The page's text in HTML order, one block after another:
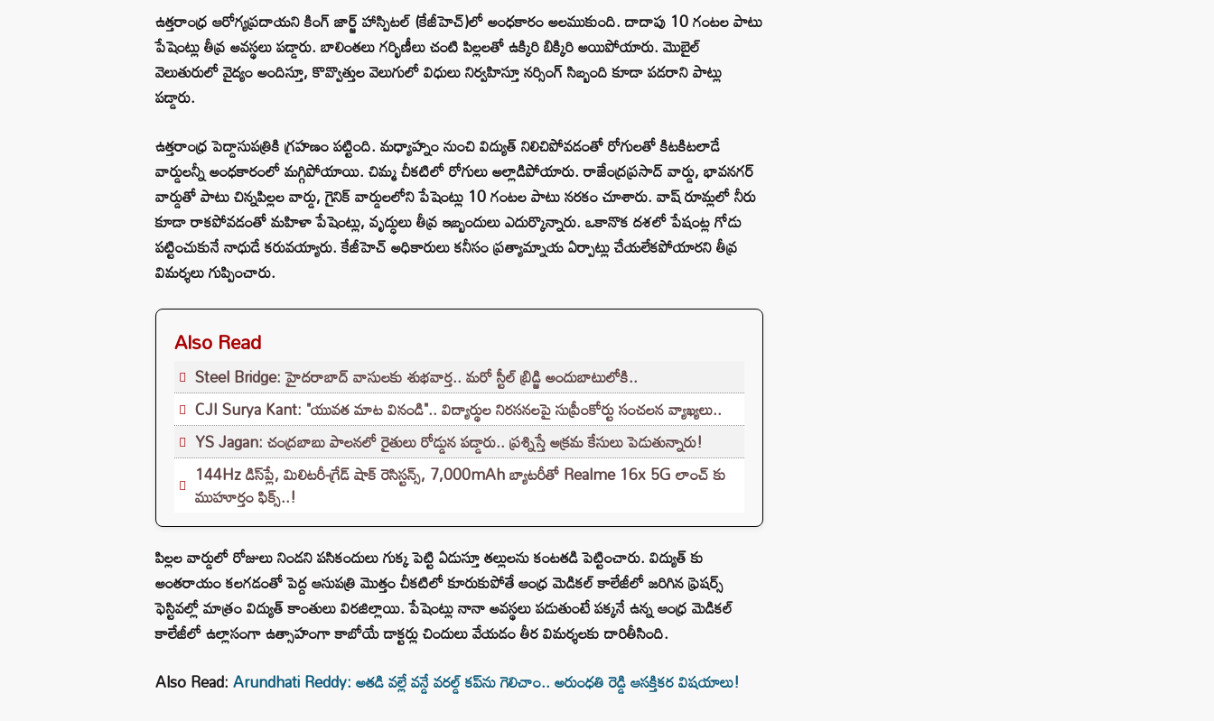
ఉత్తరాంధ్ర ఆరోగ్యప్రదాయని కింగ్ జార్జ్ హాస్పిటల్‌ (కేజీహెచ్)లో అంధకారం అలముకుంది. దాదాపు 10 గంటల పాటు
పేషెంట్లు తీవ్ర అవస్థలు పడ్డారు. బాలింతలు గర్భిణీలు చంటి పిల్లలతో ఉక్కిరి బిక్కిరి అయిపోయారు. మొబైల్
వెలుతురులో వైద్యం అందిస్తూ, కొవ్వొత్తుల వెలుగులో విధులు నిర్వహిస్తూ నర్సింగ్ సిబ్బంది కూడా పడరాని పాట్లు
పడ్డారు.
ఉత్తరాంధ్ర పెద్దాసుపత్రికి గ్రహణం పట్టింది. మధ్యాహ్నం నుంచి విద్యుత్ నిలిచిపోవడంతో రోగులతో కిటకిటలాడే
వార్డులన్నీ అంధకారంలో మగ్గిపోయాయి. చిమ్మ చీకటిలో రోగులు అల్లాడిపోయారు. రాజేంద్రప్రసాద్ వార్డు, భావనగర్
వార్డుతో పాటు చిన్నపిల్లల వార్డు, గైనిక్ వార్డులలోని పేషెంట్లు 10 గంటల పాటు నరకం చూశారు. వాష్ రూమ్లలో నీరు
కూడా రాకపోవడంతో మహిళా పేషెంట్లు, వృద్ధులు తీవ్ర ఇబ్బందులు ఎదుర్కొన్నారు. ఒకానొక దశలో పేషంట్ల గోడు
పట్టించుకునే నాధుడే కరువయ్యారు. కేజీహెచ్ అధికారులు కనీసం ప్రత్యామ్నాయ ఏర్పాట్లు చేయలేకపోయారని తీవ్ర
విమర్శలు గుప్పించారు.
Also Read
Steel Bridge: హైదరాబాద్ వాసులకు శుభవార్త.. మరో స్టీల్ బ్రిడ్జి అందుబాటులోకి..
CJI Surya Kant: "యువత మాట వినండి".. విద్యార్థుల నిరసనలపై సుప్రీంకోర్టు సంచలన వ్యాఖ్యలు..
YS Jagan: చంద్రబాబు పాలనలో రైతులు రోడ్డున పడ్డారు.. ప్రశ్నిస్తే అక్రమ కేసులు పెడుతున్నారు!
144Hz డిస్‌ప్లే, మిలిటరీ-గ్రేడ్ షాక్ రెసిస్టన్స్, 7,000mAh బ్యాటరీతో Realme 16x 5G లాంచ్ కు
ముహూర్తం ఫిక్స్..!
పిల్లల వార్డులో రోజులు నిండని పసికందులు గుక్క పెట్టి ఏడుస్తూ తల్లులను కంటతడి పెట్టించారు. విద్యుత్ కు
అంతరాయం కలగడంతో పెద్ద ఆసుపత్రి మొత్తం చీకటిలో కూరుకుపోతే ఆంధ్ర మెడికల్ కాలేజీలో జరిగిన ఫ్రెషర్స్
ఫెస్టివల్లో మాత్రం విద్యుత్ కాంతులు విరజిల్లాయి. పేషెంట్లు నానా అవస్థలు పడుతుంటే పక్కనే ఉన్న ఆంధ్ర మెడికల్
కాలేజీలో ఉల్లాసంగా ఉత్సాహంగా కాబోయే డాక్టర్లు చిందులు వేయడం తీర విమర్శలకు దారితీసింది.
Also Read:Arundhati Reddy: అతడి వల్లే వన్డే వరల్డ్‌ కప్‌ను గెలిచాం.. అరుంధతి రెడ్డి ఆసక్తికర విషయాలు!